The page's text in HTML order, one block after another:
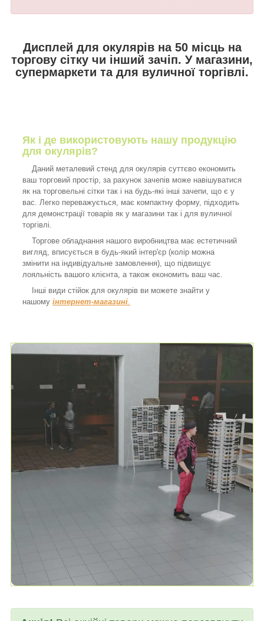
Дисплей для окулярів на 50 місць на
торгову сітку чи інший зачіп. У магазини,
супермаркети та для вуличної торгівлі.
Як і де використовують нашу продукцію
для окулярів?
Даний металевий стенд для окулярів суттєво економить
ваш торговий простір, за рахунок зачепів може навішуватися
як на торговельні сітки так і на будь-які інші зачепи, що є у
вас. Легко переважується, має компактну форму, підходить
для демонстрації товарів як у магазини так і для вуличної
торгівлі.
Торгове обладнання нашого виробництва має естетичний
вигляд, вписується в будь-який інтер'єр (колір можна
змінити на індивідуальне замовлення), що підвищує
лояльність вашого клієнта, а також економить ваш час.
Інші види стійок для окулярів ви можете знайти у
нашому інтернет-магазині.